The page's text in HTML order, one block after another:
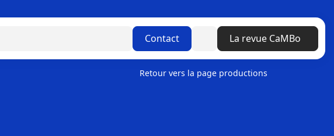
Contact LinkedinLa revue CaMBo
Retour vers la page productions